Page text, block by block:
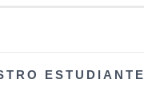
ESTUDIANTE